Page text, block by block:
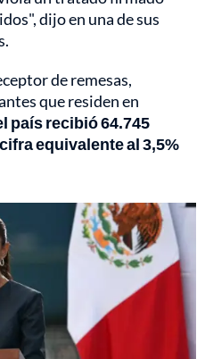
dijo en una de sus
de remesas,
que residen en
país recibió 64.745
equivalente al 3,5%